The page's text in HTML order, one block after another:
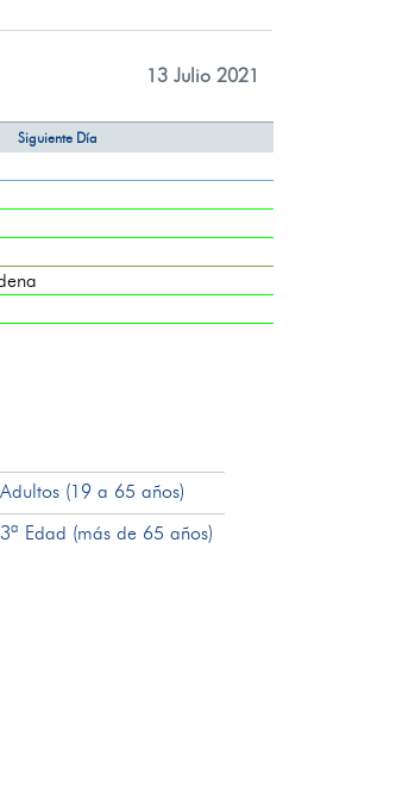
13 Julio 2021
Siguiente Día
Adultos (19 a 65 años)
3ª Edad (más de 65 años)